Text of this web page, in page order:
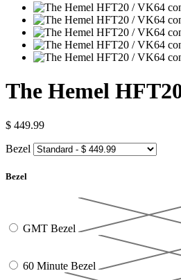
The Hemel
$ 449.99
Bezel
Bezel
GMT Bezel
60 Minute Bezel